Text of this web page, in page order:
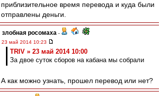
приблизительное время перевода и куда были
отправлены деньги.
злобная росомаха -
23 май 2014 10:23
TRIV » 23 май 2014 10:00
За двое суток сборов на кабана мы собрали
А как можно узнать, прошел перевод или нет?